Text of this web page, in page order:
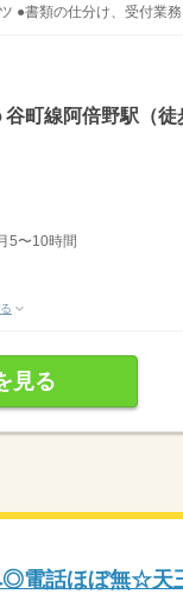
書類の仕分け、受付業
町線阿倍野駅（徒
5〜10時間
見る
◎電話ほぼ無☆天